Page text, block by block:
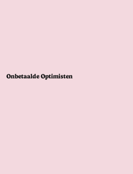
Onbetaalde Optimisten